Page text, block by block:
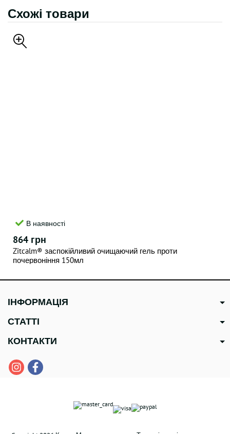
Схожі товари
В наявності
864 грн
Zitcalm® заспокійливий очищаючий гель проти
почервоніння 150мл
ІНФОРМАЦІЯ
СТАТТІ
КОНТАКТИ